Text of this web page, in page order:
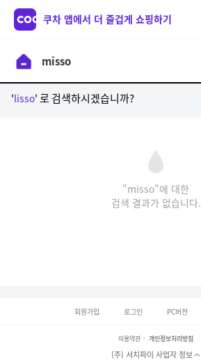
쿠차 앱에서 더 즐겁게 쇼핑하기
'lisso' 로 검색하시겠습니까?
"misso"에 대한
검색 결과가 없습니다.
회원가입 로그인 PC버전
이용약관 개인정보처리방침
(주) 서치파이 사업자 정보